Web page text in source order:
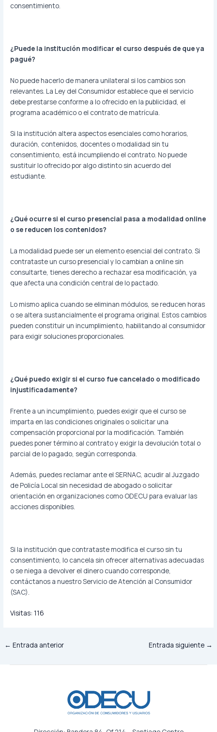
consentimiento.
¿Puede la institución modificar el curso después de que ya
pagué?
No puede hacerlo de manera unilateral si los cambios son
relevantes. La Ley del Consumidor establece que el servicio
debe prestarse conforme a lo ofrecido en la publicidad, el
programa académico o el contrato de matrícula.
Si la institución altera aspectos esenciales como horarios,
duración, contenidos, docentes o modalidad sin tu
consentimiento, está incumpliendo el contrato. No puede
sustituir lo ofrecido por algo distinto sin acuerdo del
estudiante.
¿Qué ocurre si el curso presencial pasa a modalidad online
o se reducen los contenidos?
La modalidad puede ser un elemento esencial del contrato. Si
contrataste un curso presencial y lo cambian a online sin
consultarte, tienes derecho a rechazar esa modificación, ya
que afecta una condición central de lo pactado.
Lo mismo aplica cuando se eliminan módulos, se reducen horas
o se altera sustancialmente el programa original. Estos cambios
pueden constituir un incumplimiento, habilitando al consumidor
para exigir soluciones proporcionales.
¿Qué puedo exigir si el curso fue cancelado o modificado
injustificadamente?
Frente a un incumplimiento, puedes exigir que el curso se
imparta en las condiciones originales o solicitar una
compensación proporcional por la modificación. También
puedes poner término al contrato y exigir la devolución total o
parcial de lo pagado, según corresponda.
Además, puedes reclamar ante el SERNAC, acudir al Juzgado
de Policía Local sin necesidad de abogado o solicitar
orientación en organizaciones como ODECU para evaluar las
acciones disponibles.
Si la institución que contrataste modifica el curso sin tu
consentimiento, lo cancela sin ofrecer alternativas adecuadas
o se niega a devolver el dinero cuando corresponde,
contáctanos a nuestro Servicio de Atención al Consumidor
(SAC).
Visitas: 116
← Entrada anterior Entrada siguiente →